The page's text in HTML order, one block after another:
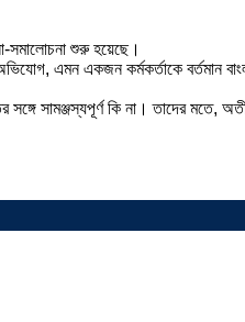
সমালোচনা শুরু হয়েছে।
এমন একজন কর্মকর্তাকে বর্তমান
সামঞ্জস্যপূর্ণ কি না। তাদের মতে,